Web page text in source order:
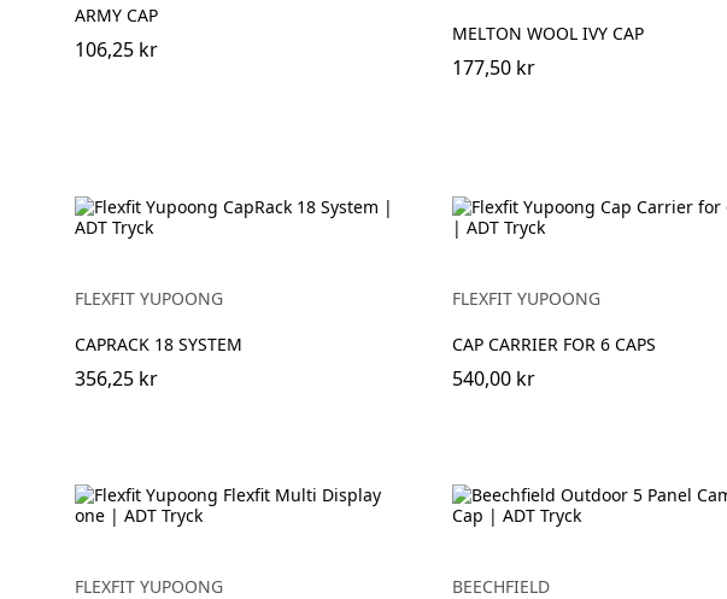
ARMY CAP
106,25 kr
MELTON WOOL IVY CAP
177,50 kr
FLEXFIT YUPOONG
CAPRACK 18 SYSTEM
356,25 kr
FLEXFIT YUPOONG
CAP CARRIER FOR 6 CAPS
540,00 kr
FLEXFIT YUPOONG
BEECHFIELD